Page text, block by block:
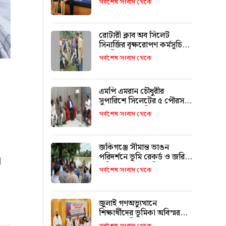
ফারুক মোড়ল
রোটারী ক্লাব অব সিলেট
সিনার্জির বৃক্ষরোপণ কর্মসূচি
অনুষ্ঠিত
সর্বশেষ সংবাদ থেকে
এমপি এমরান চৌধুরীর
সুপারিশে সিলেটের ৫ পৌরসভা
পাচ্ছে ৫ শ কোটি টাকা
সর্বশেষ সংবাদ থেকে
জকিগঞ্জে সীমান্ত ভাঙন
পরিদর্শনে ভূমি রেকর্ড ও জরিপ
অধিদপ্তরের মহাপরিচালক
সর্বশেষ সংবাদ থেকে
জুলাই গণঅভ্যুত্থানে
শিক্ষার্থীদের ভূমিকা অবিস্মরণীয়
: এম এ মালিক